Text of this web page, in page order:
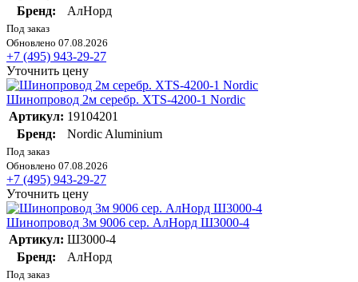
Бренд:
АлНорд
Под заказ
Обновлено 07.08.2026
+7 (495) 943-29-27
Уточнить цену
Шинопровод 2м серебр. XTS-4200-1 Nordic
Артикул: 19104201
Бренд:
Nordic Aluminium
Под заказ
Обновлено 07.08.2026
+7 (495) 943-29-27
Уточнить цену
Шинопровод 3м 9006 сер. АлНорд Ш3000-4
Артикул: Ш3000-4
Бренд:
АлНорд
Под заказ